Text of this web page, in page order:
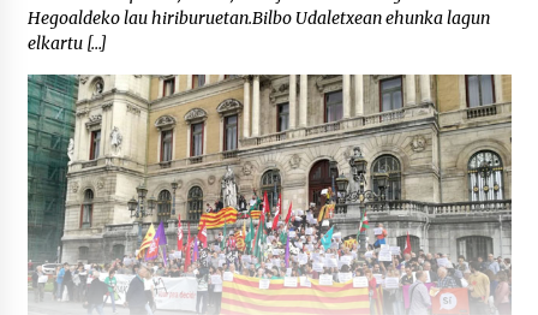
Hegoaldeko lau hiriburuetan.Bilbo Udaletxean ehunka lagun
elkartu […]